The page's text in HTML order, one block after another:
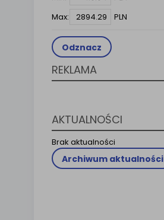
Max:
PLN
Odznacz
REKLAMA
AKTUALNOŚCI
Brak aktualności
Archiwum aktualności